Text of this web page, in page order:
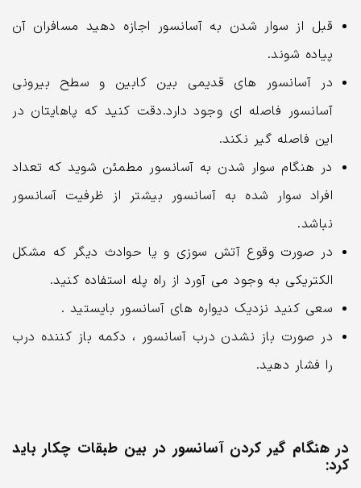
قبل از سوار شدن به آسانسور اجازه دهید مسافران آن
پیاده شوند.
در آسانسور های قدیمی بین کابین و سطح بیرونی
آسانسور فاصله ای وجود دارد.دقت کنید که پاهایتان در
این فاصله گیر نکند.
در هنگام سوار شدن به آسانسور مطمئن شوید که تعداد
افراد سوار شده به آسانسور بیشتر از ظرفیت آسانسور
نباشد.
در صورت وقوع آتش سوزی و یا حوادث دیگر که مشکل
الکتریکی به وجود می آورد از راه پله استفاده کنید.
سعی کنید نزدیک دیواره های آسانسور بایستید .
در صورت باز نشدن درب آسانسور ، دکمه باز کننده درب
را فشار دهید.
در هنگام گیر کردن آسانسور در بین طبقات چکار باید
کرد: